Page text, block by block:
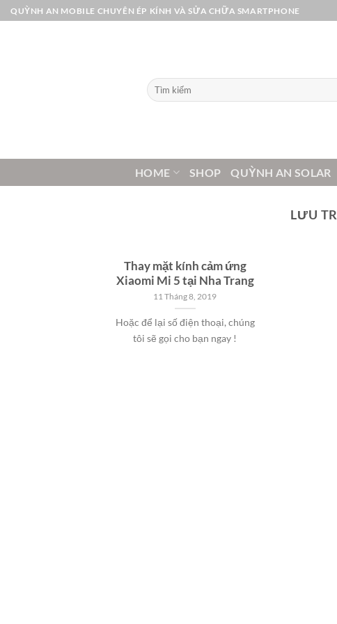
Bỏ
qua
QUỲNH AN MOBILE CHUYÊN ÉP KÍNH VÀ SỬA CHỮA SMARTPHONE
Tìm
kiếm:
HOME SHOP QUỲNH AN SOLAR
LƯU
Thay mặt kính cảm ứng
Xiaomi Mi 5 tại Nha Trang
11 Tháng 8, 2019
Hoặc để lại số điện thoại, chúng
tôi sẽ gọi cho bạn ngay !